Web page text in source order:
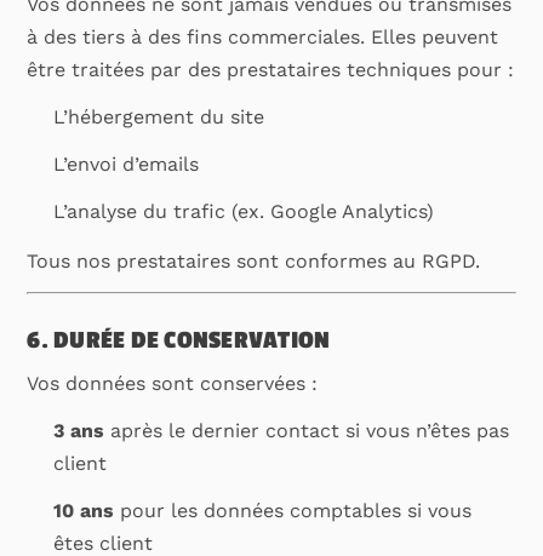
à des tiers à des fins commerciales. Elles peuvent
être traitées par des prestataires techniques pour :
L’hébergement du site
L’envoi d’emails
L’analyse du trafic (ex. Google Analytics)
Tous nos prestataires sont conformes au RGPD.
6. DURÉE DE CONSERVATION
Vos données sont conservées :
3 ans après le dernier contact si vous n’êtes pas
client
10 ans pour les données comptables si vous
êtes client